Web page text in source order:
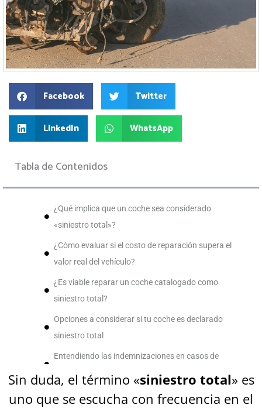
Facebook Twitter
LinkedIn WhatsApp
Tabla de Contenidos
¿Qué implica que un coche sea considerado
«siniestro total»?
¿Cómo evaluar si el costo de reparación supera el
valor real del vehículo?
¿Es viable reparar un coche catalogado como
siniestro total?
Opciones a considerar si tu coche es declarado
siniestro total
Entendiendo las indemnizaciones en casos de
Sin duda, el término «siniestro total» es
uno que se escucha con frecuencia en el